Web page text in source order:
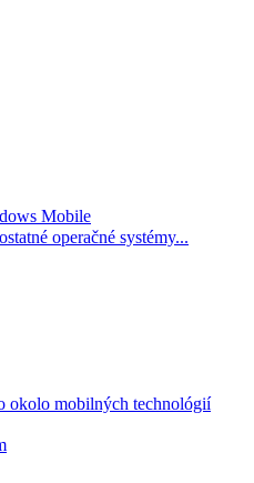
Mobile
operačné systémy...
mobilných technológií